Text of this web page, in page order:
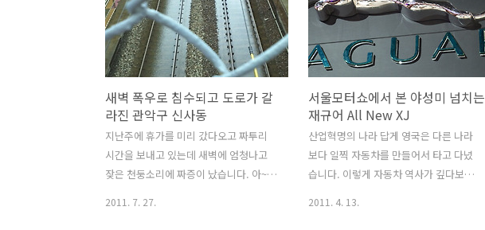
의 촬영장소로도 이용할 정도로 큰 화제
가 된 거리죠. 3호선 신사역에서 약간만
걸으면 쉽게 찾아갈 수 있습니다.길 양쪽
에 거대한 은행나무가 많아서 은행나무
거리이기도 하죠. 이 가로수길은 82년 인
사동의 예화랑이 땅값이 싸다는 이유로
인사동에서 옮겨 왔습니다. 격세지감이
죠. 30년 전의 강남은 지금의 인사동 보다
땅값이 쌌고 80년대 88올림픽 전 까..
총은 폼이 아닌 실제 총알이 발사됩니다.
조종은 태블렛PC로 하는데 공중에서 비
교적 정확하게 마네킹을 박살 냅니다 이
영상은 영화 빰치는 액션들이 등장하고
마지막 장면이 압권입니다. 돈이 무척 많
은 청년인가본데요. 어디서 저런 무기를
쉽게 구하는지도 궁금하네요. 전직 군인
같기도 하고요. 돈도 많은 것 같습니다.
러..
새벽 폭우로 침수되고 도로가 갈
라진 관악구 신사동
지난주에 휴가를 미리 갔다오고 짜투리
시간을 보내고 있는데 새벽에 엄청나고
잦은 천둥소리에 짜증이 났습니다. 아~~
2011. 7. 27.
서울모터쇼에서 본 야성미 넘치는
재규어 All New XJ
산업혁명의 나라 답게 영국은 다른 나라
보다 일찍 자동차를 만들어서 타고 다녔
습니다. 이렇게 자동차 역사가 깊다보니
2011. 4. 13.